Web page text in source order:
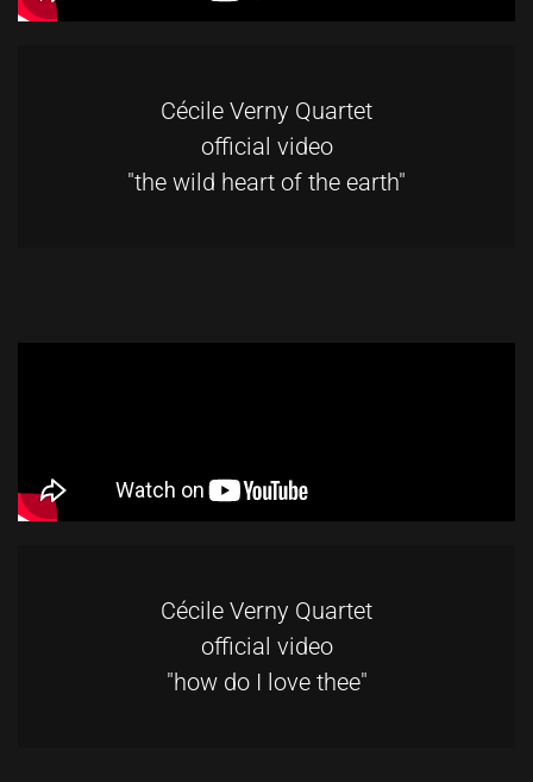
Cécile Verny Quartet
official video
"the wild heart of the earth"
Cécile Verny Quartet
official video
"how do I love thee"